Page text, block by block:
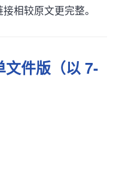
相较原文更完整。
件版（以 7-